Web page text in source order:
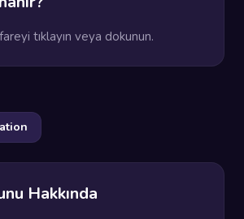
tıklayın veya dokunun.
Hakkında